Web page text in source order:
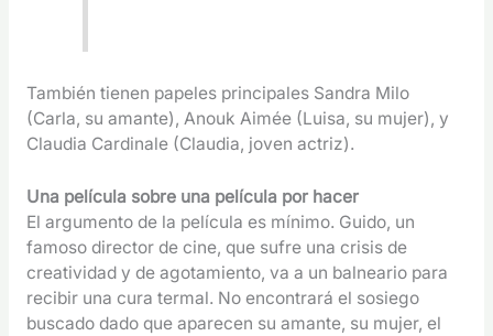
También tienen papeles principales Sandra Milo
(Carla, su amante), Anouk Aimée (Luisa, su mujer), y
Claudia Cardinale (Claudia, joven actriz).
Una película sobre una película por hacer
El argumento de la película es mínimo. Guido, un
famoso director de cine, que sufre una crisis de
creatividad y de agotamiento, va a un balneario para
recibir una cura termal. No encontrará el sosiego
buscado dado que aparecen su amante, su mujer, el